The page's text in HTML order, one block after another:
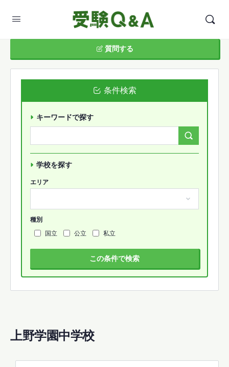
上野学園中学校
質問する
条件検索
キーワードで探す
学校を探す
エリア
種別
国立
公立 私立
この条件で検索